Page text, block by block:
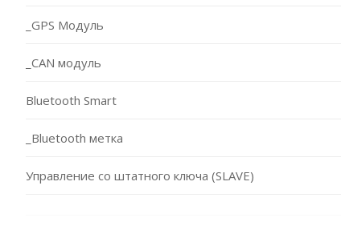
_GPS Модуль
_CAN модуль
Bluetooth Smart
_Bluetooth метка
Управление со штатного ключа (SLAVE)